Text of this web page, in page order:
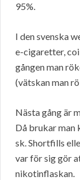
95%.
I den svenska
e-cigaretter,
gången man
(vätskan man
Nästa gång är
Då brukar man
sk. Shortfills
var för sig gör
nikotinflaskan.